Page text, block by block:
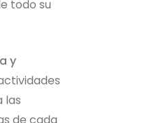
todo su
y
las